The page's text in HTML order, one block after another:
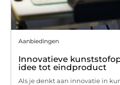
Aanbiedingen
Innovatieve
idee tot eindproduct
Als je denkt aan innovatie in